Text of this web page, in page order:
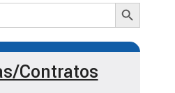
Contratos